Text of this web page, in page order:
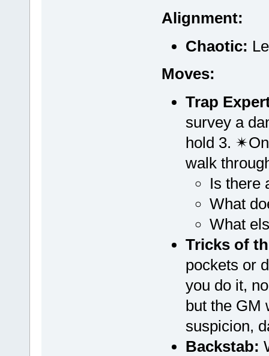
Alignment:
Chaotic:
Moves:
Trap
survey a
hold 3.
walk
Is there
What
What
Tricks of
pockets or
you do it,
but the GM
suspicion,
Backstab: